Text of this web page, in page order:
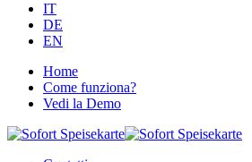
IT
DE
EN
Home
Come funziona?
Vedi la Demo